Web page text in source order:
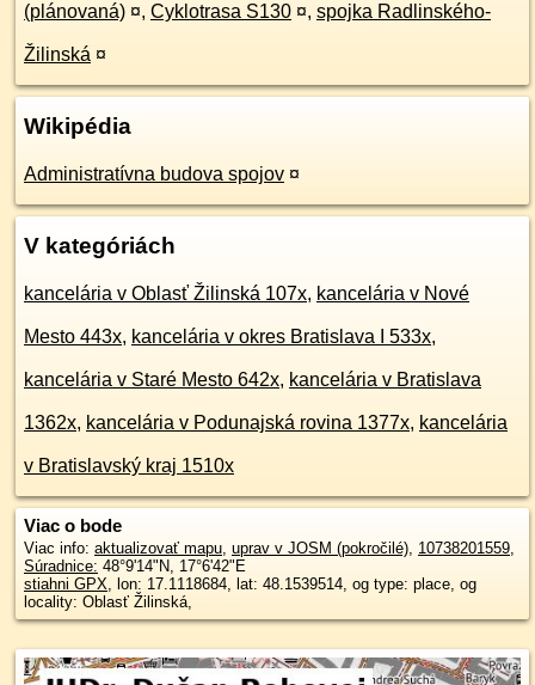
(plánovaná) ¤, Cyklotrasa S130 ¤, spojka Radlinského-
Žilinská ¤
Wikipédia
Administratívna budova spojov ¤
V kategóriách
kancelária v Oblasť Žilinská 107x, kancelária v Nové
Mesto 443x, kancelária v okres Bratislava I 533x,
kancelária v Staré Mesto 642x, kancelária v Bratislava
1362x, kancelária v Podunajská rovina 1377x, kancelária
v Bratislavský kraj 1510x
Viac o bode
Viac info: aktualizovať mapu, uprav v JOSM (pokročilé), 10738201559,
Súradnice: 48°9'14"N, 17°6'42"E
stiahni GPX, lon: 17.1118684, lat: 48.1539514, og type: place, og
locality: Oblasť Žilinská,